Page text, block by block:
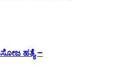
ಹತ್ಯೆ –